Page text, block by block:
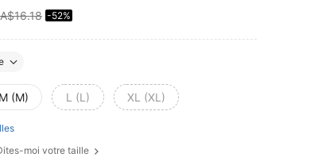
AVAILABILITY
-52%
M (M) L (L) XL (XL)
moi votre taille